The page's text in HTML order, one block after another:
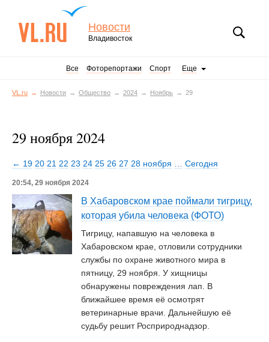
Новости
Владивосток
Все Фоторепортажи Спорт Еще
VL.ru Новости Общество 2024 Ноябрь 29
29 ноября 2024
← 19 20 21 22 23 24 25 26 27 28 ноября Сегодня
20:54, 29 ноября 2024
В Хабаровском крае поймали тигрицу,
которая убила человека (ФОТО)
Тигрицу, напавшую на человека в
Хабаровском крае, отловили сотрудники
службы по охране животного мира в
пятницу, 29 ноября. У хищницы
обнаружены повреждения лап. В
ближайшее время её осмотрят
ветеринарные врачи. Дальнейшую её
судьбу решит Росприроднадзор.